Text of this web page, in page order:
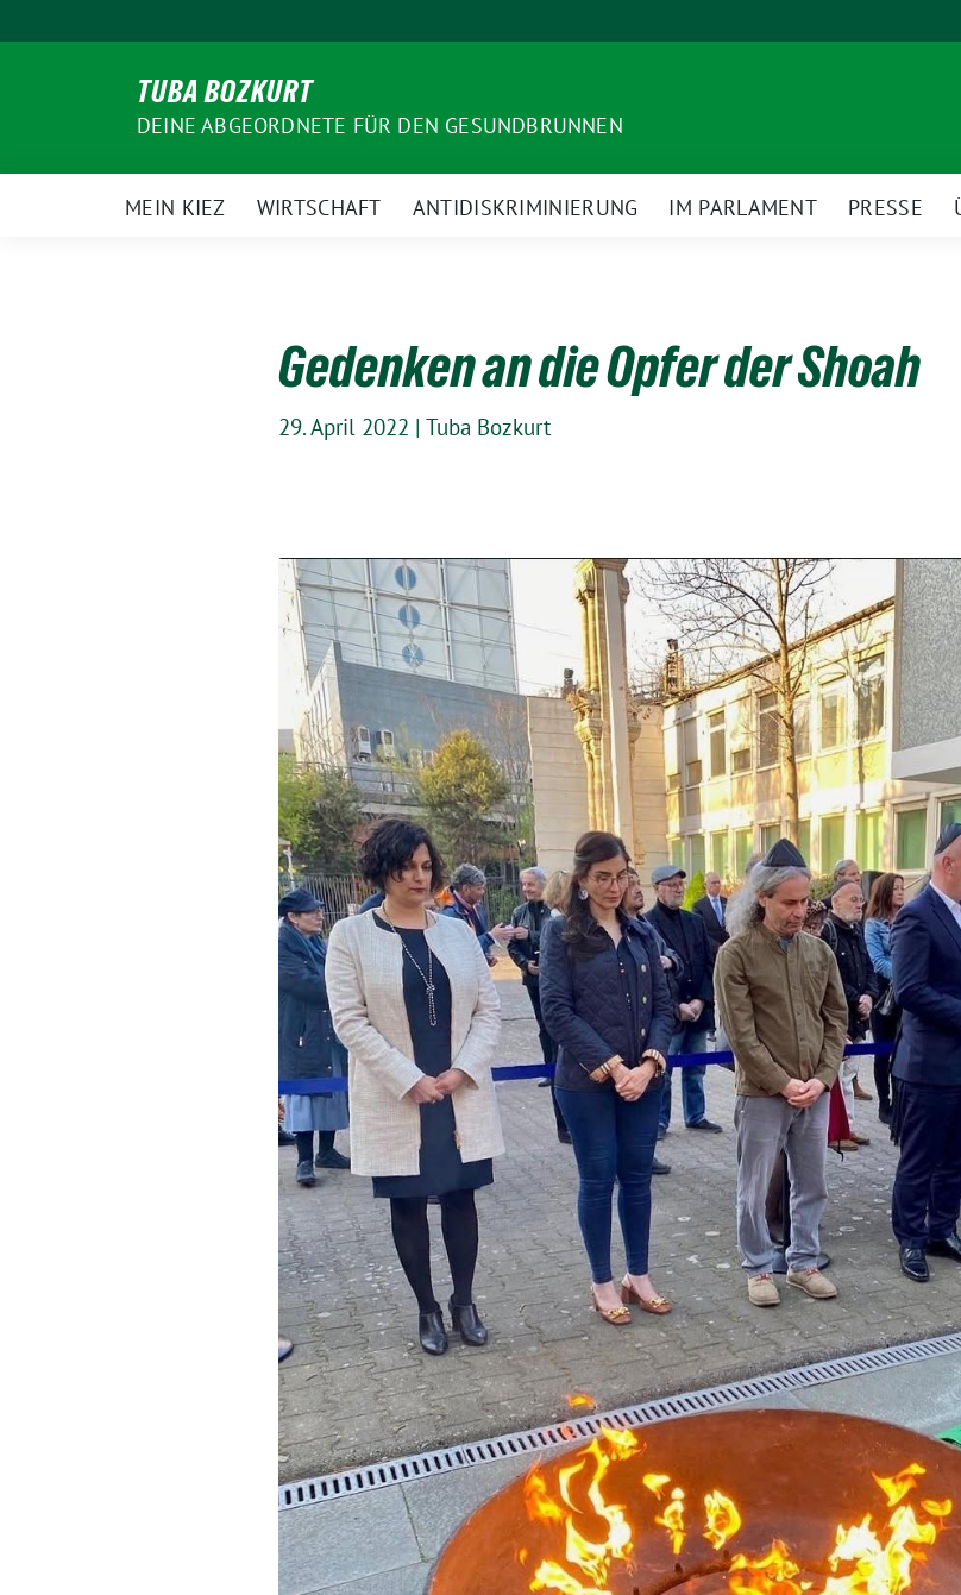
zum
TUBA BOZKURT
DEINE ABGEORDNETE FÜR DEN GESUNDBRUNNEN
MEIN KIEZ WIRTSCHAFT ANTIDISKRIMINIERUNG IM PARLAMENT PRESSE
Gedenken an die Opfer der Shoah
29. April 2022 | Tuba Bozkurt